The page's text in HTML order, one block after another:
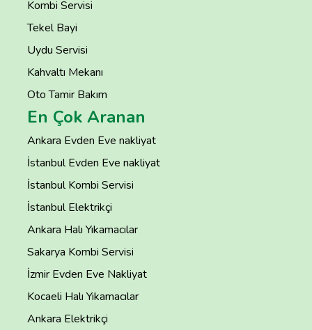
Kombi Servisi
Tekel Bayi
Uydu Servisi
Kahvaltı Mekanı
Oto Tamir Bakım
En Çok Aranan
Ankara Evden Eve nakliyat
İstanbul Evden Eve nakliyat
İstanbul Kombi Servisi
İstanbul Elektrikçi
Ankara Halı Yıkamacılar
Sakarya Kombi Servisi
İzmir Evden Eve Nakliyat
Kocaeli Halı Yıkamacılar
Ankara Elektrikçi